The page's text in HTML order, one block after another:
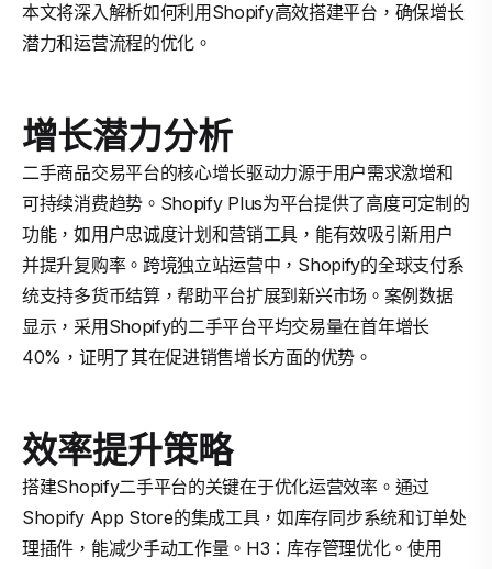
本文将深入解析如何利用Shopify高效搭建平台，确保增长
潜力和运营流程的优化。
增长潜力分析
二手商品交易平台的核心增长驱动力源于用户需求激增和
可持续消费趋势。Shopify Plus为平台提供了高度可定制的
功能，如用户忠诚度计划和营销工具，能有效吸引新用户
并提升复购率。跨境独立站运营中，Shopify的全球支付系
统支持多货币结算，帮助平台扩展到新兴市场。案例数据
显示，采用Shopify的二手平台平均交易量在首年增长
40%，证明了其在促进销售增长方面的优势。
效率提升策略
搭建Shopify二手平台的关键在于优化运营效率。通过
Shopify App Store的集成工具，如库存同步系统和订单处
理插件，能减少手动工作量。H3：库存管理优化。使用